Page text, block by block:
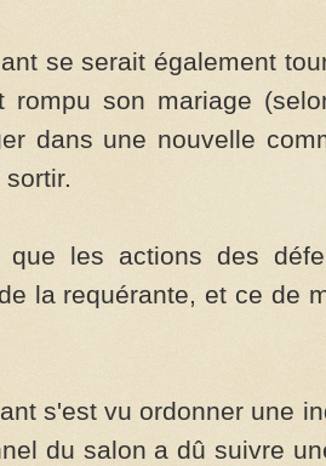
se serait également
rompu son mariage
dans une nouvelle
que les actions des
la requérante, et ce de
s'est vu ordonner une
du salon a dû suivre